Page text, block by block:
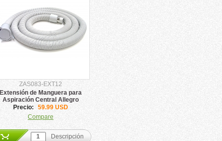
ZAS083-EXT12
Extensión de Manguera para
Aspiración Central Allegro
Precio:
59.99 USD
Compare
Descripción